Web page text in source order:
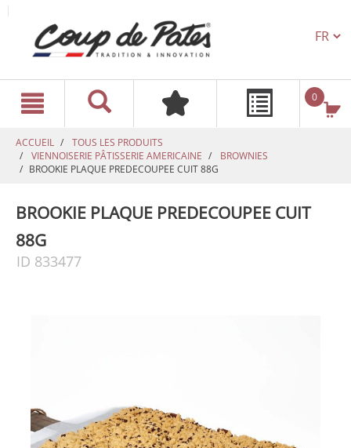
0
ACCUEIL
TOUS LES PRODUITS
VIENNOISERIE PÂTISSERIE AMERICAINE
BROWNIES
BROOKIE PLAQUE PREDECOUPEE CUIT 88G
BROOKIE PLAQUE PREDECOUPEE CUIT
88G
ID 833477